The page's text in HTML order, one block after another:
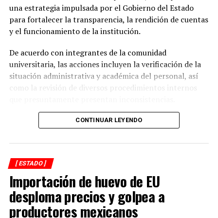
Viene un poco de calor
una estrategia impulsada por el Gobierno del Estado
para fortalecer la transparencia, la rendición de cuentas
y el funcionamiento de la institución.
De acuerdo con integrantes de la comunidad
universitaria, las acciones incluyen la verificación de la
situación administrativa y académica del personal, así
como la revisión de diversos procedimientos internos
Entre los aspectos que son objeto de análisis se
encuentran posibles casos de docentes con asignaciones
simultáneas en distintos centros de estudio, la
validación de documentación académica de directivos,
adeudos en la entrega de calificaciones, denuncias por
presuntos cobros indebidos relacionados con
certificados y asesorías de titulación, así como la
existencia de personal que habría recibido pagos sin
contar con carga académica registrada.
CONTINUAR LEYENDO
[ ESTADO ]
Importación de huevo de EU
desploma precios y golpea a
productores mexicanos